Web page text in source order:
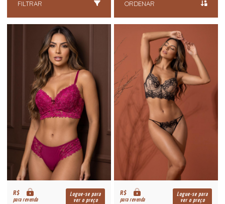
FILTRAR ORDENAR
R$
para revenda
Logue-se para
ver o preço
R$
para revenda
Logue-se para
ver o preço